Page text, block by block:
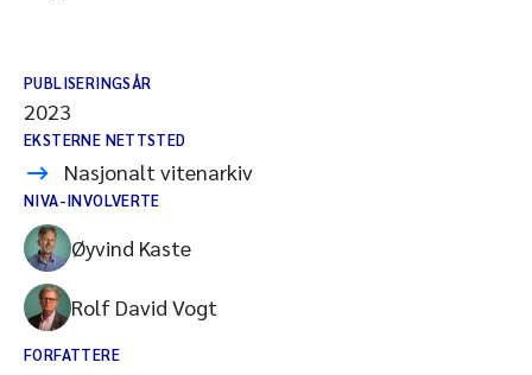
PUBLISERINGSÅR
2023
EKSTERNE NETTSTED
Nasjonalt vitenarkiv
NIVA-INVOLVERTE
Øyvind Kaste
Rolf David Vogt
FORFATTERE